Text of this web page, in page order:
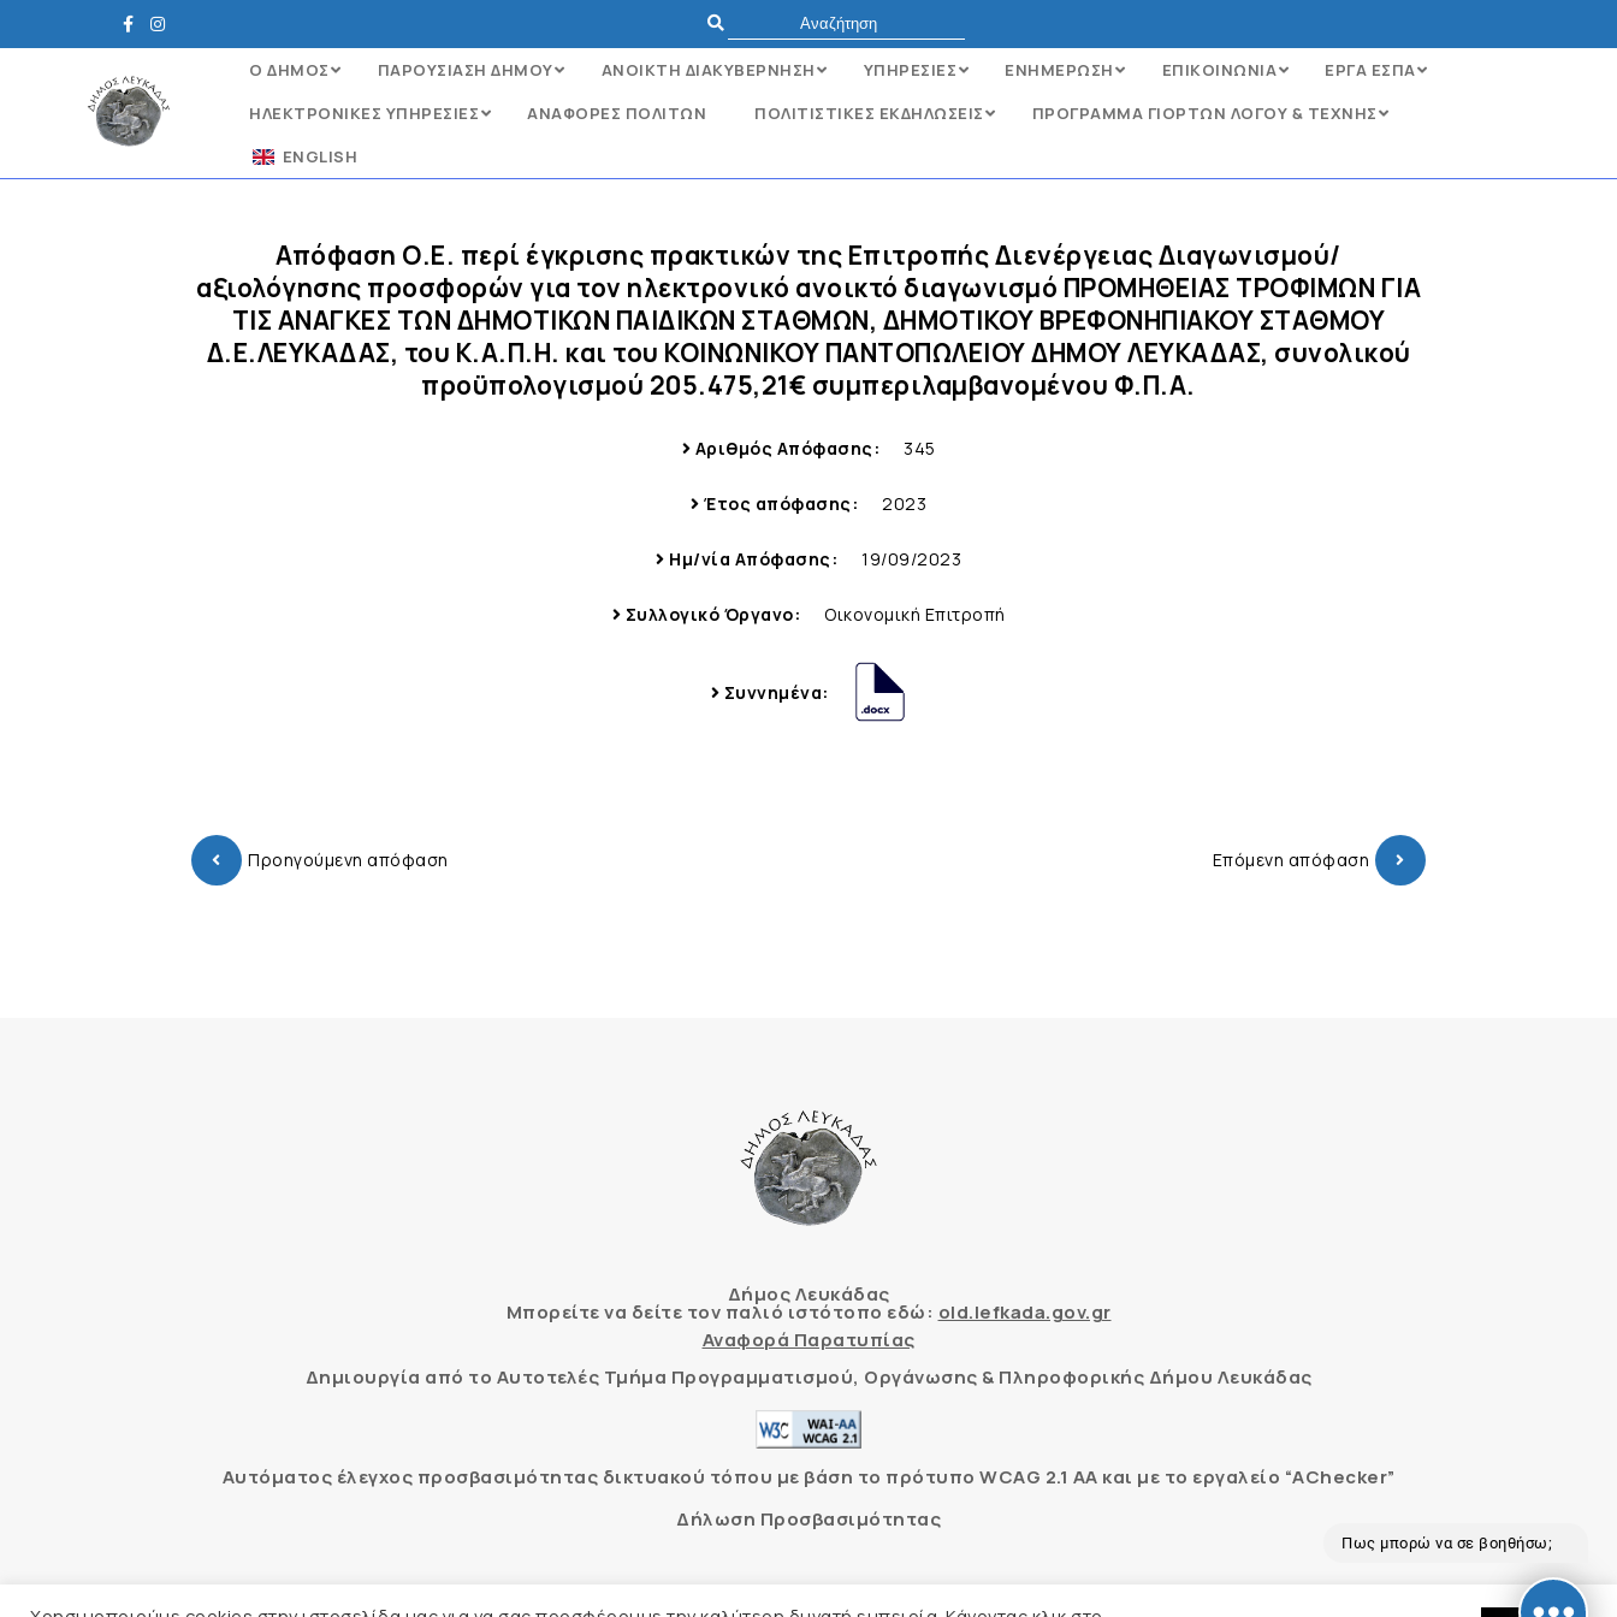
Ο ΔΗΜΟΣ ΠΑΡΟΥΣΙΑΣΗ ΔΗΜΟΥ ΑΝΟΙΚΤΗ ΔΙΑΚΥΒΕΡΝΗΣΗ ΥΠΗΡΕΣΙΕΣ ΕΝΗΜΕΡΩΣΗ ΕΠΙΚΟΙΝΩΝΙΑ
ΕΡΓΑ ΕΣΠΑ
ΗΛΕΚΤΡΟΝΙΚΈΣ ΥΠΗΡΕΣΊΕΣ
ΑΝΑΦΟΡΈΣ ΠΟΛΙΤΏΝ ΠΟΛΙΤΙΣΤΙΚΕΣ ΕΚΔΗΛΩΣΕΙΣ
ΠΡΟΓΡΑΜΜΑ ΓΙΟΡΤΩΝ ΛΟΓΟΥ & ΤΕΧΝΗΣ
ENGLISH
Απόφαση Ο.Ε. περί έγκρισης πρακτικών της Επιτροπής Διενέργειας Διαγωνισμού/
αξιολόγησης προσφορών για τον ηλεκτρονικό ανοικτό διαγωνισμό ΠΡΟΜΗΘΕΙΑΣ ΤΡΟΦΙΜΩΝ ΓΙΑ
ΤΙΣ ΑΝΑΓΚΕΣ ΤΩΝ ΔΗΜΟΤΙΚΩΝ ΠΑΙΔΙΚΩΝ ΣΤΑΘΜΩΝ, ΔΗΜΟΤΙΚΟΥ ΒΡΕΦΟΝΗΠΙΑΚΟΥ ΣΤΑΘΜΟΥ
Δ.Ε.ΛΕΥΚΑΔΑΣ, του Κ.Α.Π.Η. και του ΚΟΙΝΩΝΙΚΟΥ ΠΑΝΤΟΠΩΛΕΙΟΥ ΔΗΜΟΥ ΛΕΥΚΑΔΑΣ, συνολικού
προϋπολογισμού 205.475,21€ συμπεριλαμβανομένου Φ.Π.Α.
Αριθμός Απόφασης: 345
Έτος απόφασης: 2023
Ημ/νία Απόφασης: 19/09/2023
Συλλογικό Όργανο: Οικονομική Επιτροπή
Συννημένα:
Προηγούμενη απόφαση Επόμενη απόφαση
Δήμος Λευκάδας
Μπορείτε να δείτε τον παλιό ιστότοπο εδώ: old.lefkada.gov.gr
Αναφορά Παρατυπίας
Δημιουργία από το Αυτοτελές Τμήμα Προγραμματισμού, Οργάνωσης & Πληροφορικής Δήμου Λευκάδας
Αυτόματος έλεγχος προσβασιμότητας δικτυακού τόπου με βάση το πρότυπο WCAG 2.1 AA και με το εργαλείο “AChecker”
Δήλωση Προσβασιμότητας
Πως μπορώ να σε βοηθήσω;